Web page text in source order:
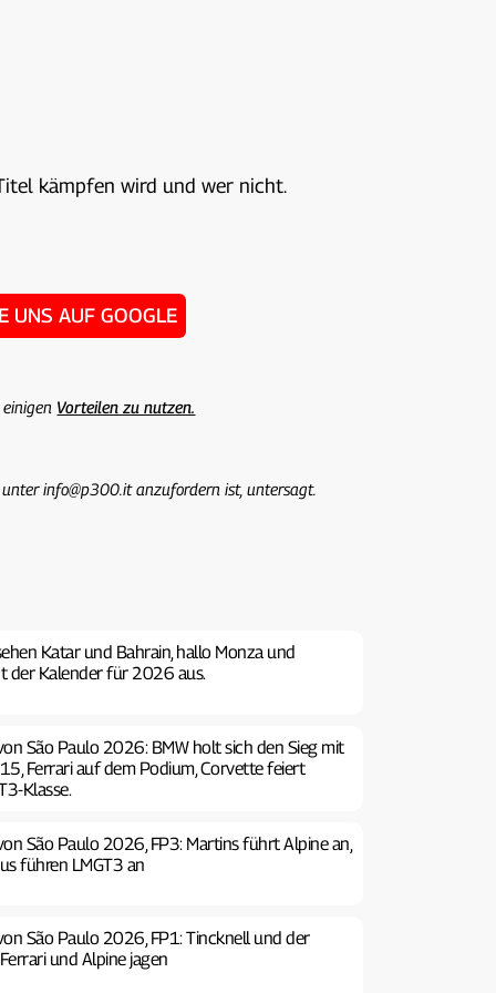
kämpfen wird und wer nicht.
UNS AUF GOOGLE
Vorteilen zu nutzen.
info@p300.it anzufordern ist, untersagt.
Katar und Bahrain, hallo Monza und
der Kalender für 2026 aus.
São Paulo 2026: BMW holt sich den Sieg mit
Ferrari auf dem Podium, Corvette feiert
Klasse.
São Paulo 2026, FP3: Martins führt Alpine an,
führen LMGT3 an
São Paulo 2026, FP1: Tincknell und der
und Alpine jagen